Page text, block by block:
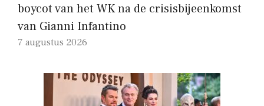
boycot van het WK na de crisisbijeenkomst
van Gianni Infantino
7 augustus 2026